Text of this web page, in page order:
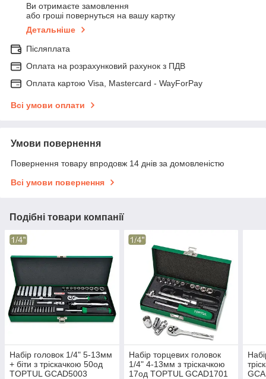
Ви отримаєте замовлення
або гроші повернуться на вашу картку
Детальніше
Післяплата
Оплата на розрахунковий рахунок з ПДВ
Оплата картою Visa, Mastercard - WayForPay
Всі умови оплати
Умови повернення
Повернення товару впродовж 14 днів за домовленістю
Всі умови повернення
Подібні товари компанії
Набір головок 1/4" 5-13мм
+ біти з тріскачкою 50од
TOPTUL GCAD5003
Набір торцевих головок
1/4" 4-13мм з тріскачкою
17од TOPTUL GCAD1701